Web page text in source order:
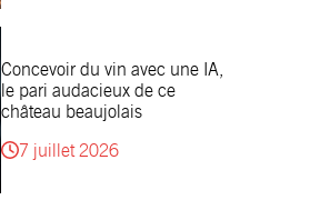
Concevoir du vin avec une IA,
le pari audacieux de ce
château beaujolais
7 juillet 2026